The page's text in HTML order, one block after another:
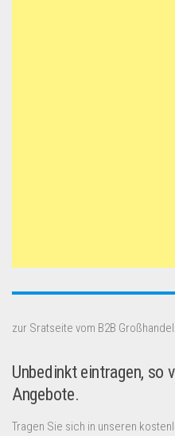
zur Sratseite vom B2B
Unbedinkt eintragen, so
Angebote.
Tragen Sie sich in unseren